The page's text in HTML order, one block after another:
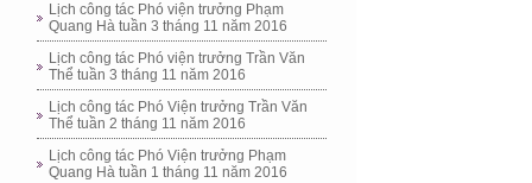
Lịch công tác Phó viện trưởng Phạm
Quang Hà tuần 3 tháng 11 năm 2016
Lịch công tác Phó viện trưởng Trần Văn
Thể tuần 3 tháng 11 năm 2016
Lịch công tác Phó Viện trưởng Trần Văn
Thể tuần 2 tháng 11 năm 2016
Lịch công tác Phó Viện trưởng Phạm
Quang Hà tuần 1 tháng 11 năm 2016